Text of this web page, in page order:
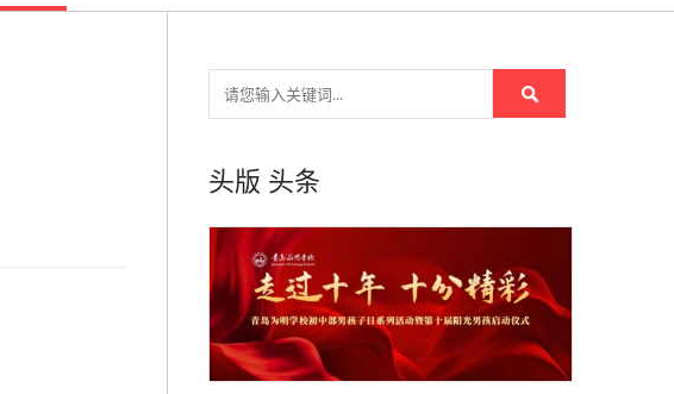
头版 头条